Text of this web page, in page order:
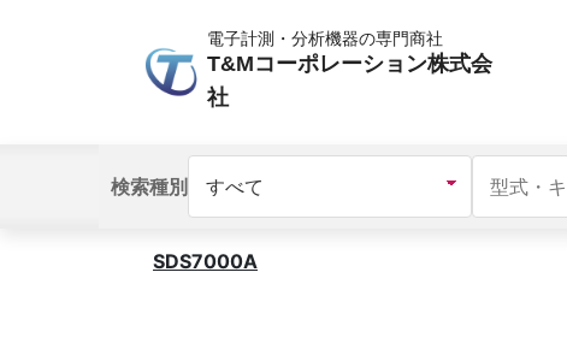
電子計測・分析機器の専門商社
T&Mコーポレーション株式会
社
検索種別
SDS7000A